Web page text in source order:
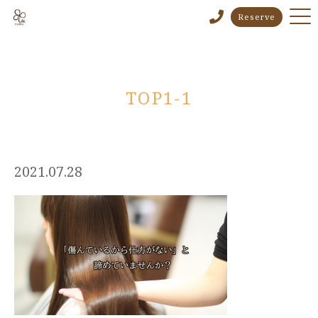
Reserve
TOP1-1
2021.07.28